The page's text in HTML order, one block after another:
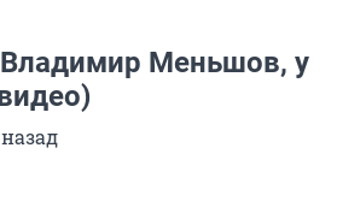
Меньшов, у